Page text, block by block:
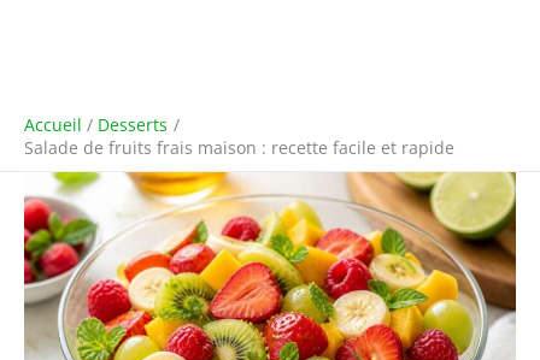
Accueil
Desserts
Salade de fruits frais maison : recette facile et rapide